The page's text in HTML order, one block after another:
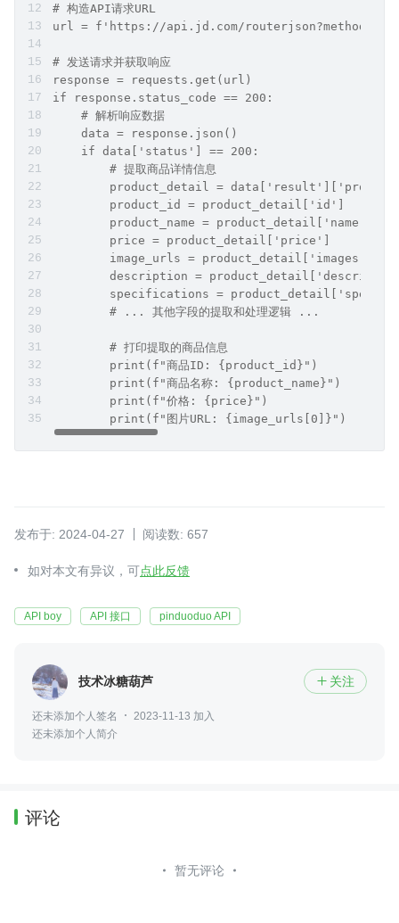
# 构造API请求URL
url = f'https://api.jd.com/
# 发送请求并获取响应
response = requests.get(url)
if response.status_code == 200:
    # 解析响应数据
    data = response.json()
    if data['status'] == 200:
        # 提取商品详情信息
product_detail =
        product_id = product_detail['id']
        product_name = product_detail['name']
        price = product_detail['price']
        image_urls = product_detail['images']
description =
specifications =
        # ... 其他字段的提取和处理逻辑 ...
        # 打印提取的商品信息
        print(f"商品ID: {product_id}")
        print(f"商品名称: {product_name}")
        print(f"价格: {price}")
print(f"图片URL: {image_urls[0]}")  # 假设
发布于: 2024-04-27 阅读数: 657
如对本文有异议，可点此反馈
API boy API 接口 pinduoduo API
技术冰糖葫芦  关注
还未添加个人签名
2023-11-13 加入
还未添加个人简介
评论
暂无评论